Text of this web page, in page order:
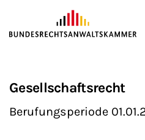
ZUM HAUPTINHALT SPRINGEN
Gesellschaftsrecht
Berufungsperiode